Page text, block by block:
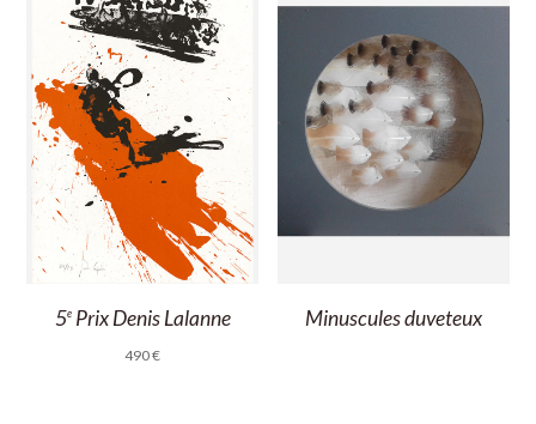
5ePrix Denis Lalanne
490€
Minuscules duveteux